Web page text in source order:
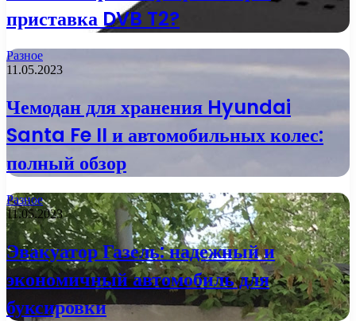
приставка DVB T2?
Разное
11.05.2023
Чемодан для хранения Hyundai
Santa Fe II и автомобильных колес:
полный обзор
Разное
11.05.2023
Эвакуатор Газель: надежный и
экономичный автомобиль для
буксировки